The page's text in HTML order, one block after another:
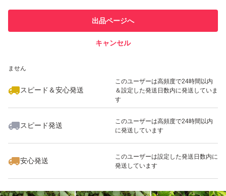
での取引実績があります
ません
スピード＆安心発送
このユーザーは高頻度で24時間以内
＆設定した発送日数内に発送していま
す
スピード発送
このユーザーは高頻度で24時間以内
に発送しています
安心発送
このユーザーは設定した発送日数内に
発送しています
出品ページへ
キャンセル
いいね！
800